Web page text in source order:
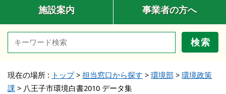
施設案内 事業者の方へ
検索
現在の場所 : トップ> 担当窓口から探す > 環境部 > 環境政策
課 > 八王子市環境白書2010 データ集